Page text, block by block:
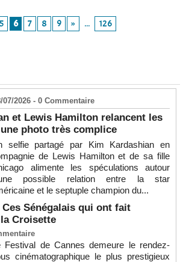
5 6 7 8 9 » ... 126
07/2026 - 0 Commentaire
et Lewis Hamilton relancent les
photo très complice
selfie partagé par Kim Kardashian en
de Lewis Hamilton et de sa fille
alimente les spéculations autour
possible relation entre la star
et le septuple champion du...
Ces Sénégalais qui ont fait
Croisette
Festival de Cannes demeure le rendez-
cinématographique le plus prestigieux